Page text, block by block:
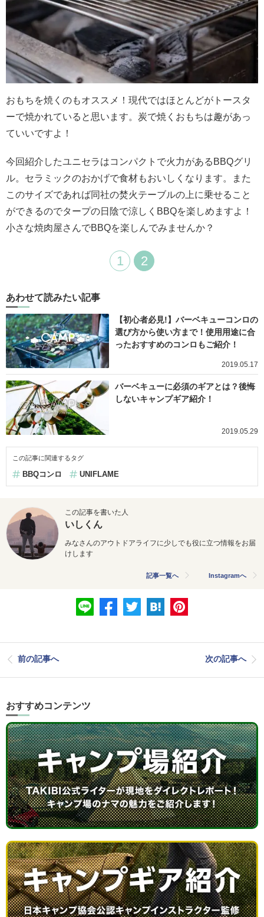
おもちを焼くのもオススメ！現代ではほとんどがトースタ
ーで焼かれていると思います。炭で焼くおもちは趣があっ
ていいですよ！
今回紹介したユニセラはコンパクトで火力があるBBQグリ
ル。セラミックのおかげで食材もおいしくなります。また
このサイズであれば同社の焚火テーブルの上に乗せること
ができるのでタープの日陰で涼しくBBQを楽しめますよ！
小さな焼肉屋さんでBBQを楽しんでみませんか？
1 2
あわせて読みたい記事
【初心者必見!】バーベキューコンロの
選び方から使い方まで！使用用途に合
ったおすすめのコンロもご紹介！
2019.05.17
バーベキューに必須のギアとは？後悔
しないキャンプギア紹介！
2019.05.29
この記事に関連するタグ
BBQコンロ UNIFLAME
この記事を書いた人
いしくん
みなさんのアウトドアライフに少しでも役に立つ情報をお届
けしま す
記事一覧へ Instagramへ
前の記事へ 次の記事へ
おすすめコンテンツ